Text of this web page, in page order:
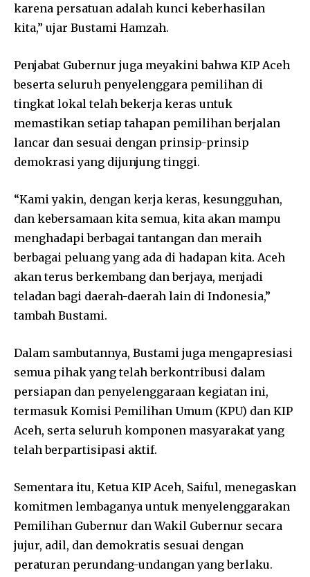
karena persatuan adalah kunci keberhasilan
kita,” ujar Bustami Hamzah.
Penjabat Gubernur juga meyakini bahwa KIP Aceh
beserta seluruh penyelenggara pemilihan di
tingkat lokal telah bekerja keras untuk
memastikan setiap tahapan pemilihan berjalan
lancar dan sesuai dengan prinsip-prinsip
demokrasi yang dijunjung tinggi.
“Kami yakin, dengan kerja keras, kesungguhan,
dan kebersamaan kita semua, kita akan mampu
menghadapi berbagai tantangan dan meraih
berbagai peluang yang ada di hadapan kita. Aceh
akan terus berkembang dan berjaya, menjadi
teladan bagi daerah-daerah lain di Indonesia,”
tambah Bustami.
Dalam sambutannya, Bustami juga mengapresiasi
semua pihak yang telah berkontribusi dalam
persiapan dan penyelenggaraan kegiatan ini,
termasuk Komisi Pemilihan Umum (KPU) dan KIP
Aceh, serta seluruh komponen masyarakat yang
telah berpartisipasi aktif.
Sementara itu, Ketua KIP Aceh, Saiful, menegaskan
komitmen lembaganya untuk menyelenggarakan
Pemilihan Gubernur dan Wakil Gubernur secara
jujur, adil, dan demokratis sesuai dengan
peraturan perundang-undangan yang berlaku.